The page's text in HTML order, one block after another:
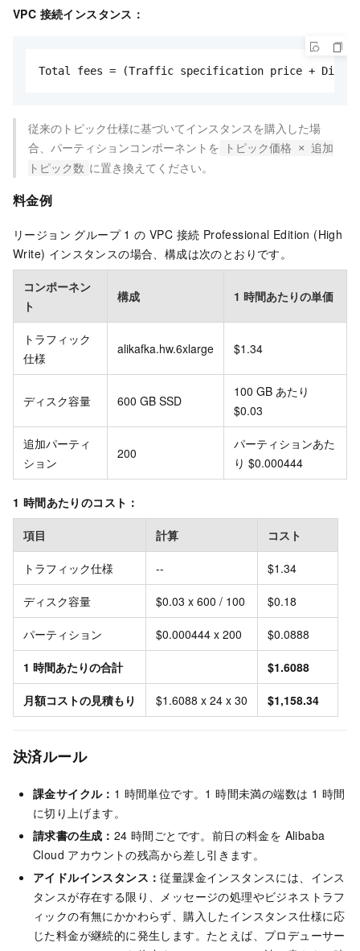
VPC 接続インスタンス：
Total fees = (Traffic specification price + Disk
従来のトピック仕様に基づいてインスタンスを購入した場
合、パーティションコンポーネントを
トピック価格 × 追加
トピック数 に置き換えてください。
料金例
リージョン グループ 1 の VPC 接続 Professional Edition (High
Write) インスタンスの場合、構成は次のとおりです。
コンポーネン
ト
構成 1 時間あたりの単価
トラフィック
仕様
alikafka.hw.6xlarge $1.34
ディスク容量 600 GB SSD
100 GB あたり
$0.03
追加パーティ
ション
200
パーティションあた
り $0.000444
1 時間あたりのコスト：
項目 計算 コスト
トラフィック仕様 -- $1.34
ディスク容量 $0.03 x 600 / 100 $0.18
パーティション $0.000444 x 200 $0.0888
1 時間あたりの合計 $1.6088
月額コストの見積もり $1.6088 x 24 x 30 $1,158.34
決済ルール
課金サイクル： 1 時間単位です。1 時間未満の端数は 1 時間
に切り上げます。
請求書の生成： 24 時間ごとです。前日の料金を Alibaba
Cloud アカウントの残高から差し引きます。
アイドルインスタンス：従量課金インスタンスには、インス
タンスが存在する限り、メッセージの処理やビジネストラフ
ィックの有無にかかわらず、購入したインスタンス仕様に応
じた料金が継続的に発生します。たとえば、プロデューサー